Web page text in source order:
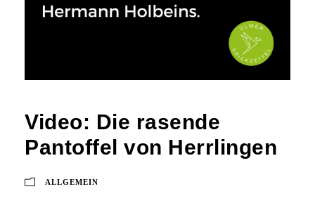
Video: Die rasende
Pantoffel von Herrlingen
ALLGEMEIN